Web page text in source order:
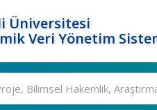
Üniversitesi
Veri Yönetim